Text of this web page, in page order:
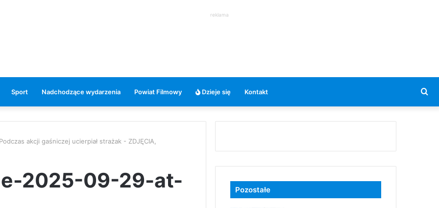
reklama
Sport Nadchodzące wydarzenia Powiat Filmowy Dzieje się Kontakt
akcji gaśniczej ucierpiał strażak - ZDJĘCIA,
2025-09-29-at- Pozostałe